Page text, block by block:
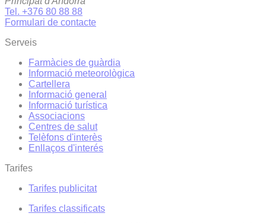
Tel. +376 80 88 88
Formulari de contacte
Serveis
Farmàcies de guàrdia
Informació meteorològica
Cartellera
Informació general
Informació turística
Associacions
Centres de salut
Telèfons d'interès
Enllaços d'interés
Tarifes
Tarifes publicitat
Tarifes classificats